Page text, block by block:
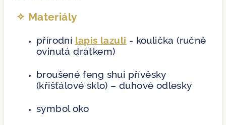
✧ Materiály
přírodní lapis lazuli - koulička (ručně
ovinutá drátkem)
broušené feng shui přívěsky
(křišťálové sklo) – duhové odlesky
symbol oko